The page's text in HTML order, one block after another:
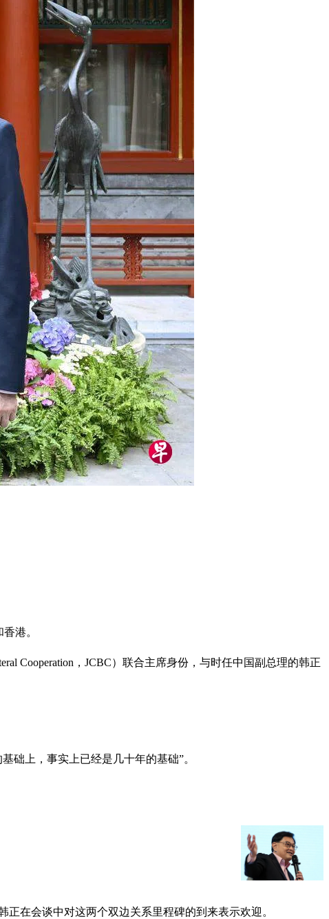
港。
Cooperation，JCBC）联合主席身份，与时任中国副总理的韩正
础上，事实上已经是几十年的基础”。
在会谈中对这两个双边关系里程碑的到来表示欢迎。